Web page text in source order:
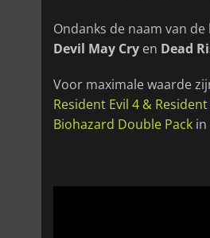
Ondanks de naam van
Devil May Cry en Dead
Voor maximale waarde
Resident Evil 4 &
Biohazard Double Pack in